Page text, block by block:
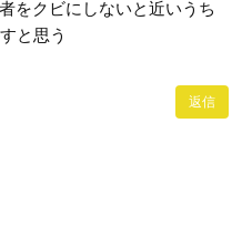
をクビにしないと近いうち
と思う
返信